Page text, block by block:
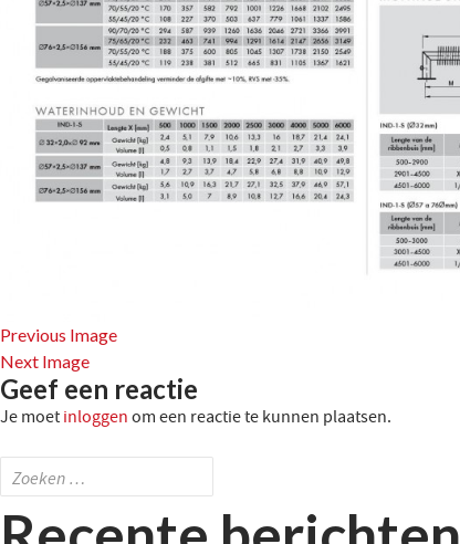
Previous Image
Next Image
Geef een reactie
Je moet inloggen om een reactie te kunnen plaatsen.
Zoeken
naar: